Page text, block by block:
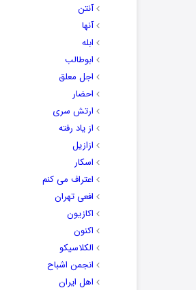
آنتن
آنها
ابله
ابوطالب
اجل معلق
احضار
ارتش سری
از یاد رفته
ازازیل
اسکار
اعتراف می کنم
افعی تهران
اکازیون
اکنون
الکلاسیکو
انجمن اشباح
اهل ایران